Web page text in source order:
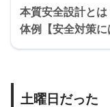
本質安全設計と
体例【安全対策に
土曜日だった